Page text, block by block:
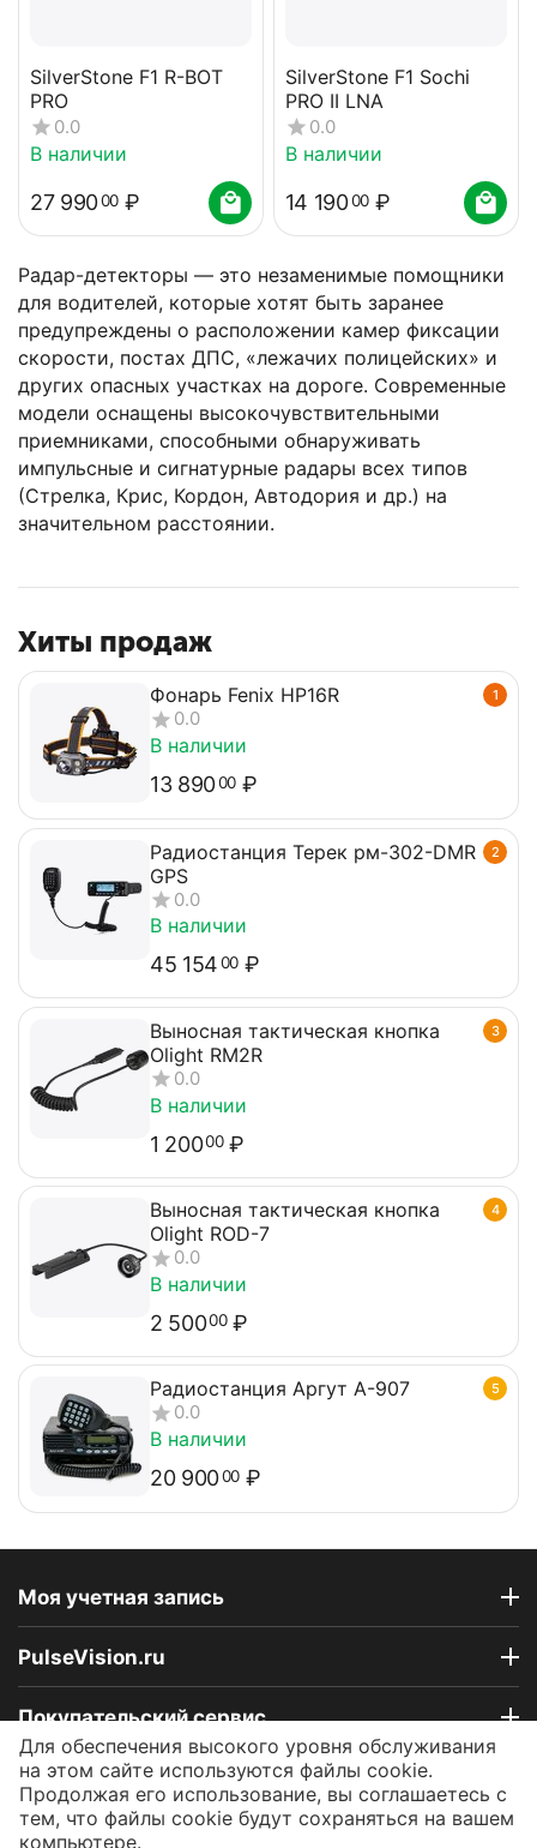
Радар-детекторы — это незаменимые помощники
для водителей, которые хотят быть заранее
предупреждены о расположении камер фиксации
скорости, постах ДПС, «лежачих полицейских» и
других опасных участках на дороге. Современные
модели оснащены высокочувствительными
приемниками, способными обнаруживать
импульсные и сигнатурные радары всех типов
(Стрелка, Крис, Кордон, Автодория и др.) на
значительном расстоянии.
SilverStone F1 R-BOT
PRO
0.0
В наличии
27 99000 ₽
SilverStone F1 Sochi
PRO II LNA
0.0
В наличии
14 19000 ₽
Хиты продаж
1
Фонарь Fenix HP16R
0.0
В наличии
13 89000 ₽
2
Радиостанция Терек рм-302-DMR
GPS
0.0
В наличии
45 15400 ₽
3
Выносная тактическая кнопка
Olight RM2R
0.0
В наличии
1 20000 ₽
4
Выносная тактическая кнопка
Olight ROD-7
0.0
В наличии
2 50000 ₽
5
Радиостанция Аргут А-907
0.0
В наличии
20 90000 ₽
Моя учетная запись
PulseVision.ru
Покупательский сервис
Контакты
Для обеспечения высокого уровня обслуживания
на этом сайте используются файлы cookie.
Продолжая его использование, вы соглашаетесь с
тем, что файлы cookie будут сохраняться на вашем
компьютере.